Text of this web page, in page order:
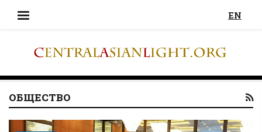
EN
ОБЩЕСТВО